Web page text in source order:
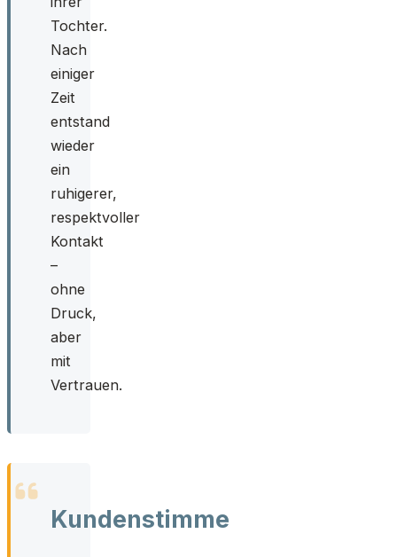
Tochter.
Nach
einiger
Zeit
entstand
wieder
ein
ruhigerer,
respektvoller
Kontakt
–
ohne
Druck,
aber
mit
Vertrauen.
Kundenstimme